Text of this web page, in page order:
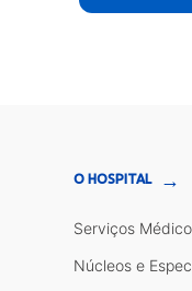
O HOSPITAL →
Serviços
Núcleos e